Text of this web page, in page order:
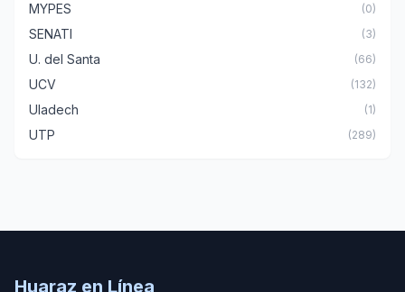
MYPES (0)
SENATI (3)
U. del Santa (66)
UCV (132)
Uladech (1)
UTP (289)
Huaraz en Línea